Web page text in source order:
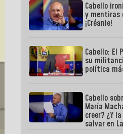
Cabello
y mentiras
¡Créanle!
Cabello: El
su
política
Cabello
María
creer? ¿Y
salvar en